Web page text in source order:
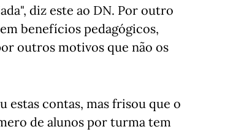
diz este ao DN. Por outro
benefícios pedagógicos,
outros motivos que não os
contas, mas frisou que o
de alunos por turma tem